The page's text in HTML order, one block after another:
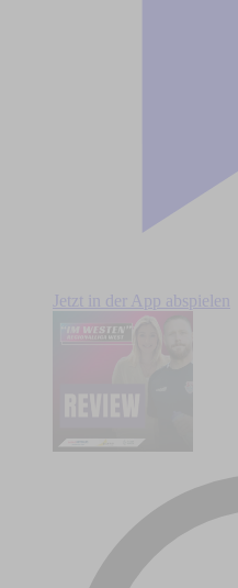
Jetzt in der App abspielen